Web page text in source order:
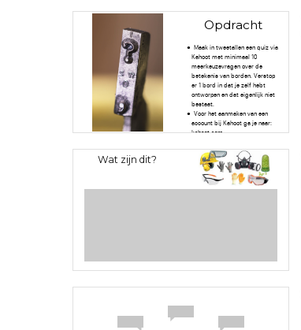
Opdracht
Maak in tweetallen een quiz via
Kahoot met minimaal 10
meerkeuzevragen over de
betekenis van borden. Verstop
er 1 bord in dat je zelf hebt
ontworpen en dat eigenlijk niet
bestaat.
Voor het aanmaken van een
account bij Kahoot ga je naar:
kahoot.com
Wat zijn dit?